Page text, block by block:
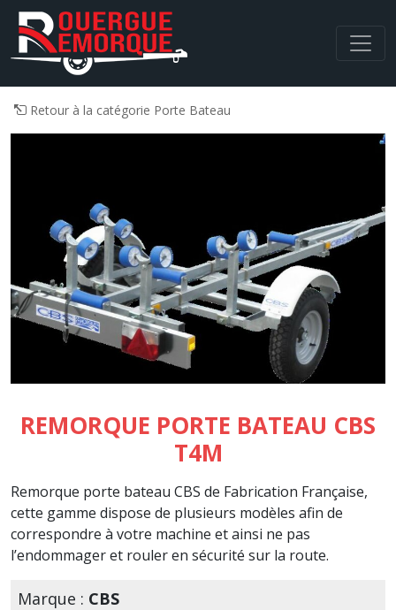
Navigation principale
Retour à la catégorie Porte Bateau
REMORQUE PORTE BATEAU CBS
T4M
Remorque porte bateau CBS de Fabrication Française,
cette gamme dispose de plusieurs modèles afin de
correspondre à votre machine et ainsi ne pas
l’endommager et rouler en sécurité sur la route.
Marque : CBS